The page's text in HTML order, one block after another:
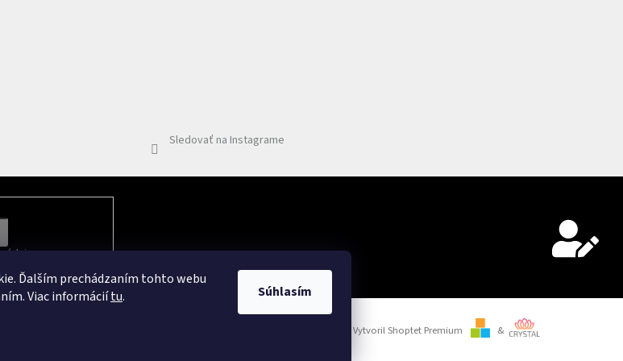
Ďalším prechádzaním tohto webu
Viac informáciítu. Súhlasím
Sledovať na Instagrame
údajov
Vytvoril Shoptet Premium &